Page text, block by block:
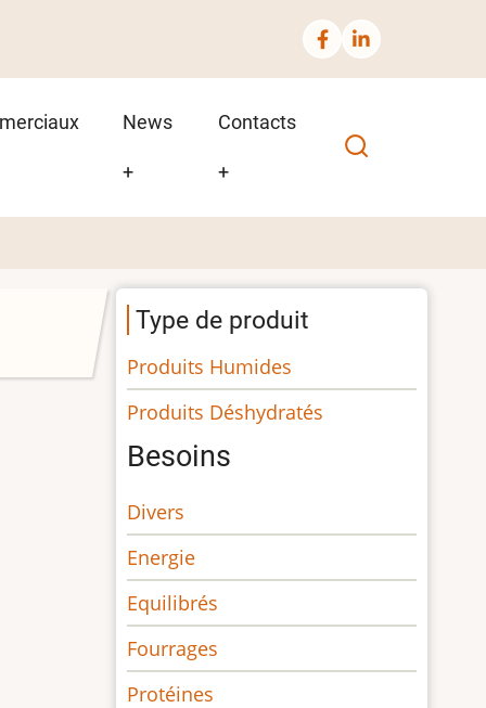
News
+
Contacts
+
Type de produit
Produits Humides
Produits Déshydratés
Besoins
Divers
Energie
Equilibrés
Fourrages
Protéines